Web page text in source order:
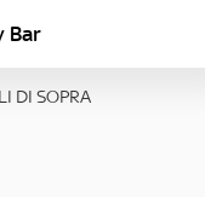
Bar
DI SOPRA